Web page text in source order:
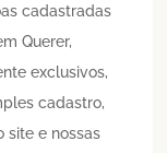
cadastradas
Querer,
exclusivos,
cadastro,
site e nossas